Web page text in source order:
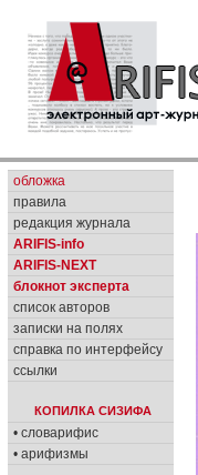
обложка
правила
редакция журнала
ARIFIS-info
ARIFIS-NEXT
блокнот эксперта
список авторов
записки на полях
справка по интерфейсу
ссылки
КОПИЛКА СИЗИФА
• словарифис
• арифизмы